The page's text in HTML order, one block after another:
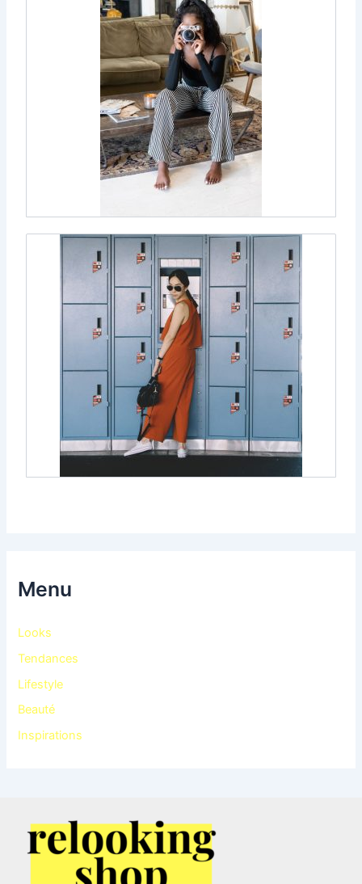
Menu
Looks
Tendances
Lifestyle
Beauté
Inspirations